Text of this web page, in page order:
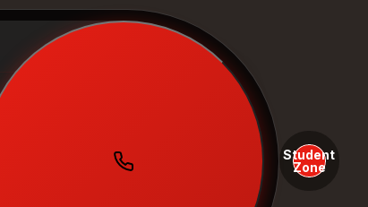
Student
Zone
в